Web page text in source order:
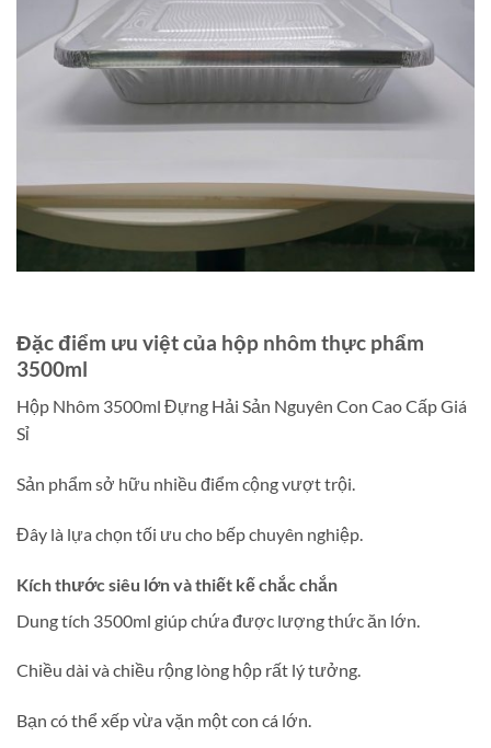
Đặc điểm ưu việt của hộp nhôm thực phẩm
3500ml
Hộp Nhôm 3500ml Đựng Hải Sản Nguyên Con Cao Cấp Giá
Sỉ
Sản phẩm sở hữu nhiều điểm cộng vượt trội.
Đây là lựa chọn tối ưu cho bếp chuyên nghiệp.
Kích thước siêu lớn và thiết kế chắc chắn
Dung tích 3500ml giúp chứa được lượng thức ăn lớn.
Chiều dài và chiều rộng lòng hộp rất lý tưởng.
Bạn có thể xếp vừa vặn một con cá lớn.